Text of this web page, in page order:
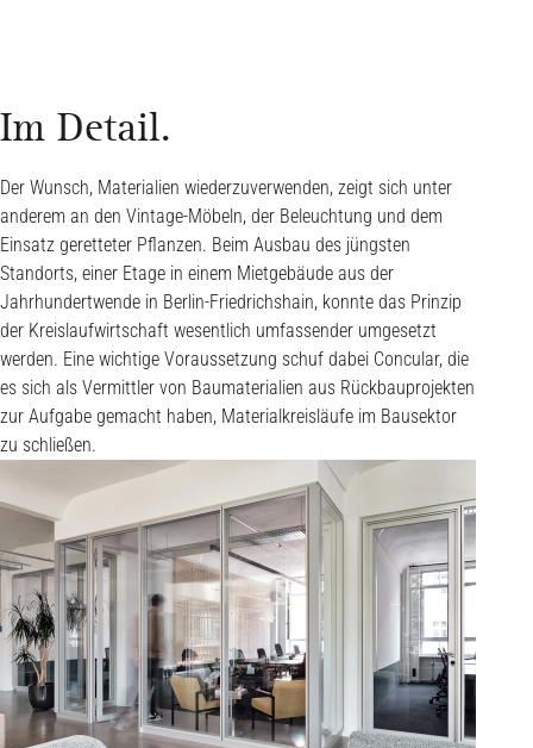
Im Detail.
Der Wunsch, Materialien wiederzuverwenden, zeigt sich unter
anderem an den Vintage-Möbeln, der Beleuchtung und dem
Einsatz geretteter Pflanzen. Beim Ausbau des jüngsten
Standorts, einer Etage in einem Mietgebäude aus der
Jahrhundertwende in Berlin-Friedrichshain, konnte das Prinzip
der Kreislaufwirtschaft wesentlich umfassender umgesetzt
werden. Eine wichtige Voraussetzung schuf dabei Concular, die
es sich als Vermittler von Baumaterialien aus Rückbauprojekten
zur Aufgabe gemacht haben, Materialkreisläufe im Bausektor
zu schließen.